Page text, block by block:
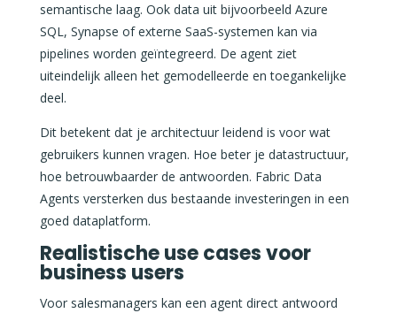
semantische laag. Ook data uit bijvoorbeeld Azure
SQL, Synapse of externe SaaS-systemen kan via
pipelines worden geïntegreerd. De agent ziet
uiteindelijk alleen het gemodelleerde en toegankelijke
deel.
Dit betekent dat je architectuur leidend is voor wat
gebruikers kunnen vragen. Hoe beter je datastructuur,
hoe betrouwbaarder de antwoorden. Fabric Data
Agents versterken dus bestaande investeringen in een
goed dataplatform.
Realistische use cases voor
business users
Voor salesmanagers kan een agent direct antwoord